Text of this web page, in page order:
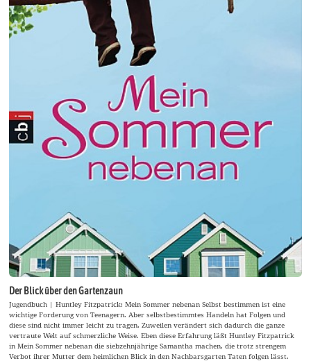
Der Blick über den Gartenzaun
Jugendbuch | Huntley Fitzpatrick: Mein Sommer nebenan Selbst bestimmen ist eine
wichtige Forderung von Teenagern. Aber selbstbestimmtes Handeln hat Folgen und
diese sind nicht immer leicht zu tragen. Zuweilen verändert sich dadurch die ganze
vertraute Welt auf schmerzliche Weise. Eben diese Erfahrung läßt Huntley Fitzpatrick
in Mein Sommer nebenan die siebzehnjährige Samantha machen, die trotz strengem
Verbot ihrer Mutter dem heimlichen Blick in den Nachbarsgarten Taten folgen lässt.